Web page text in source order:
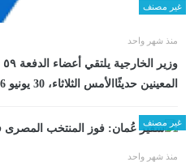
غير مصنف
منذ شهر واحد
المعينين حديثًاالأمس الثلاثاء، 30 يونيو 2026 03:39 مـ
غير مصنف
منذ شهر واحد